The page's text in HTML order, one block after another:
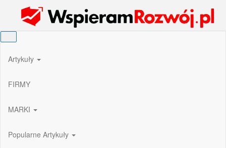
Wspieram Rozwój PL
Artykuły
FIRMY
MARKI
Popularne Artykuły